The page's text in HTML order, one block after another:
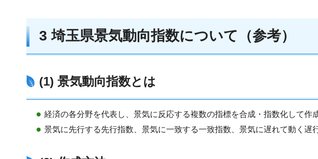
3 埼玉県景気動向指数について（参考）
(1) 景気動向指数とは
経済の各分野を代表し、景気に反応する複数の指標を合成・指数化して作
景気に先行する先行指数、景気に一致する一致指数、景気に遅れて動く遅